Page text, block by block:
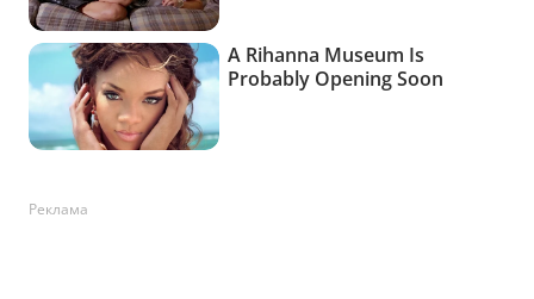
Реклама